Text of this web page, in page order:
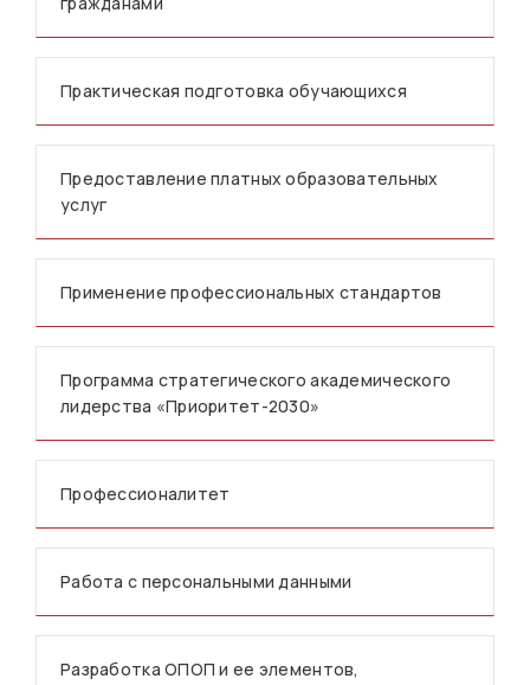
Практическая подготовка обучающихся
Предоставление платных образовательных
услуг
Применение профессиональных стандартов
Программа стратегического академического
лидерства «Приоритет-2030»
Профессионалитет
Работа с персональными данными
Разработка ОПОП и ее элементов,